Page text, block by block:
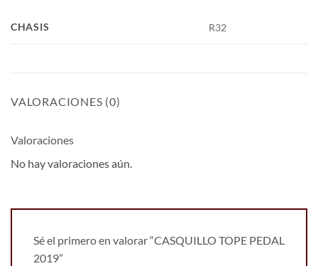
CHASIS R32
VALORACIONES (0)
Valoraciones
No hay valoraciones aún.
Sé el primero en valorar “CASQUILLO TOPE PEDAL
2019”